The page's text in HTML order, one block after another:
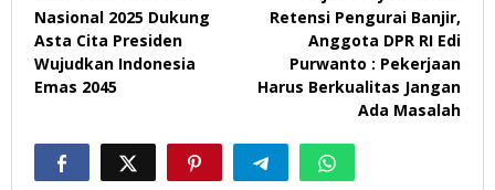
Nasional 2025 Dukung
Asta Cita Presiden
Wujudkan Indonesia
Emas 2045
Retensi Pengurai Banjir,
Anggota DPR RI Edi
Purwanto : Pekerjaan
Harus Berkualitas Jangan
Ada Masalah